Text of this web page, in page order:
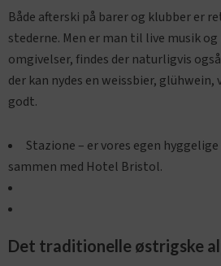
Både afterski på barer og klubber er
stederne. Men er man til live musik
omgivelser, findes der naturligvis
der kan nydes en weissbier,
godt.
Stazione – er vores egen
sammen med Hotel Bristol.
Det traditionelle østrigske